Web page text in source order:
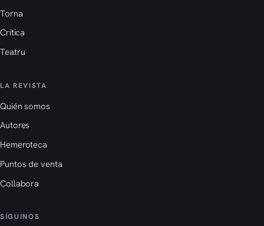
Torna
Crítica
Teatru
LA REVISTA
Quién somos
Autores
Hemeroteca
Puntos de venta
Collabora
SÍGUINOS